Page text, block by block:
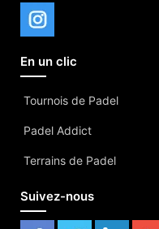
En un clic
Tournois de Padel
Padel Addict
Terrains de Padel
Suivez-nous